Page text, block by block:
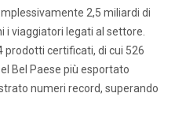
2,5 miliardi di
i viaggiatori legati al settore.
prodotti certificati, di cui 526
Bel Paese più esportato
numeri record, superando